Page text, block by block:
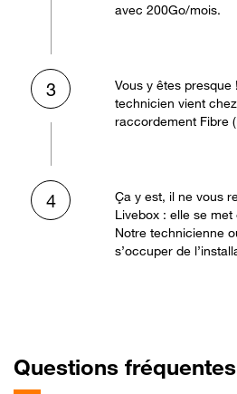
avec 200Go/mois.
3
Vous y êtes
technicien vient
raccordement Fibre
4
Ça y est, il ne vous
Livebox : elle se
Notre technicienne
s’occuper de
Questions fréquentes